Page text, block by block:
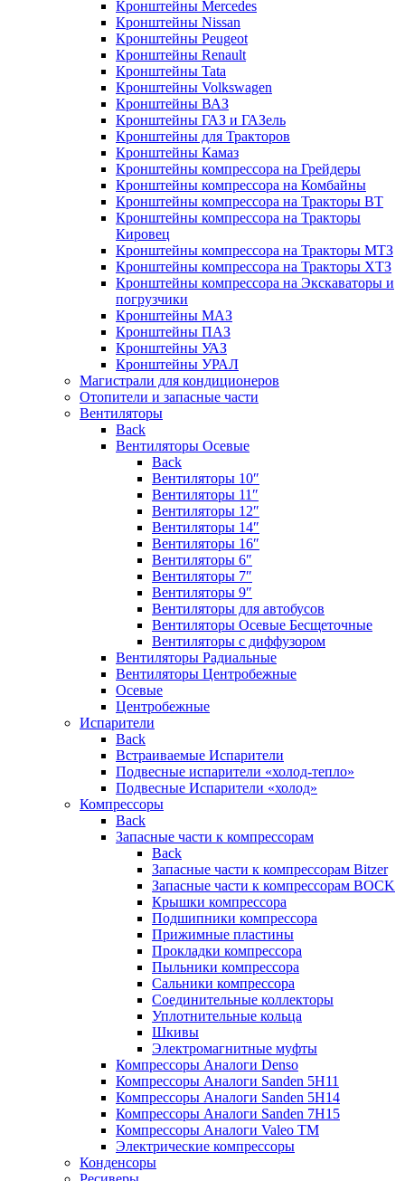
Кронштейны Mеrcedes
Кронштейны Nissan
Кронштейны Peugeot
Кронштейны Renault
Кронштейны Tata
Кронштейны Volkswagen
Кронштейны ВАЗ
Кронштейны ГАЗ и ГАЗель
Кронштейны для Тракторов
Кронштейны Камаз
Кронштейны компрессора на Грейдеры
Кронштейны компрессора на Комбайны
Кронштейны компрессора на Тракторы ВТ
Кронштейны компрессора на Тракторы
Кировец
Кронштейны компрессора на Тракторы МТЗ
Кронштейны компрессора на Тракторы ХТЗ
Кронштейны компрессора на Экскаваторы и
погрузчики
Кронштейны МАЗ
Кронштейны ПАЗ
Кронштейны УАЗ
Кронштейны УРАЛ
Магистрали для кондиционеров
Отопители и запасные части
Вентиляторы
Back
Вентиляторы Осевые
Back
Вентиляторы 10″
Вентиляторы 11″
Вентиляторы 12″
Вентиляторы 14″
Вентиляторы 16″
Вентиляторы 6″
Вентиляторы 7″
Вентиляторы 9″
Вентиляторы для автобусов
Вентиляторы Осевые Бесщеточные
Вентиляторы с диффузором
Вентиляторы Радиальные
Вентиляторы Центробежные
Осевые
Центробежные
Испарители
Back
Встраиваемые Испарители
Подвесные испарители «холод-тепло»
Подвесные Испарители «холод»
Компрессоры
Back
Запасные части к компрессорам
Back
Запасные части к компрессорам Bitzer
Запасные части к компрессорам BOCK
Крышки компрессора
Подшипники компрессора
Прижимные пластины
Прокладки компрессора
Пыльники компрессора
Сальники компрессора
Соединительные коллекторы
Уплотнительные кольца
Шкивы
Электромагнитные муфты
Компрессоры Аналоги Denso
Компрессоры Аналоги Sanden 5H11
Компрессоры Аналоги Sanden 5H14
Компрессоры Аналоги Sanden 7H15
Компрессоры Аналоги Valeo ТМ
Электрические компрессоры
Конденсоры